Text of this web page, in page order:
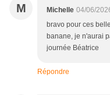
M Michelle 04/06/
bravo pour ces
banane, je n'aurai
journée Béatrice
Répondre